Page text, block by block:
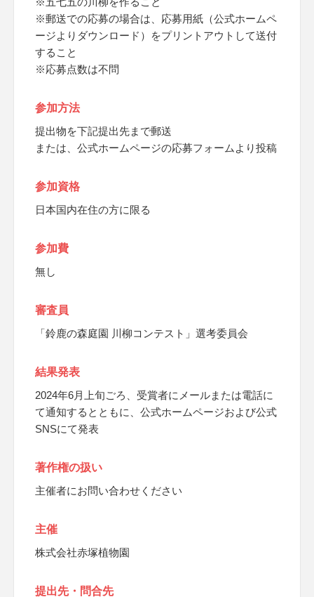
※郵送での応募の場合は、応募用紙（公式ホームペ
ージよりダウンロード）をプリントアウトして送付
すること
※応募点数は不問
参加方法
提出物を下記提出先まで郵送
または、公式ホームページの応募フォームより投稿
参加資格
日本国内在住の方に限る
参加費
無し
審査員
「鈴鹿の森庭園 川柳コンテスト」選考委員会
結果発表
2024年6月上旬ごろ、受賞者にメールまたは電話に
て通知するとともに、公式ホームページおよび公式
SNSにて発表
著作権の扱い
主催者にお問い合わせください
主催
株式会社赤塚植物園
提出先・問合先